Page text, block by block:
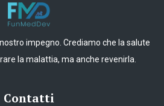
impegno. Crediamo che la salute
la malattia, ma anche revenirla.
Contatti